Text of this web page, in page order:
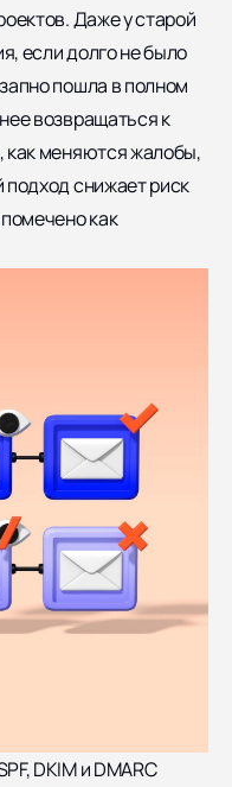
Даже у старой
если долго не было
пошла в полном
возвращаться к
как меняются жалобы,
подход снижает риск
как
DKIM и DMARC